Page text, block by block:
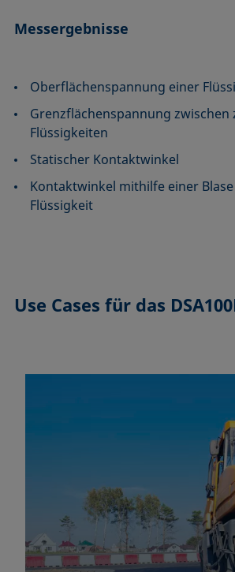
Messergebnisse
Oberflächenspannung einer
Grenzflächenspannung zwischen
Flüssigkeiten
Statischer Kontaktwinkel
Kontaktwinkel mithilfe einer
Flüssigkeit
Use Cases für das